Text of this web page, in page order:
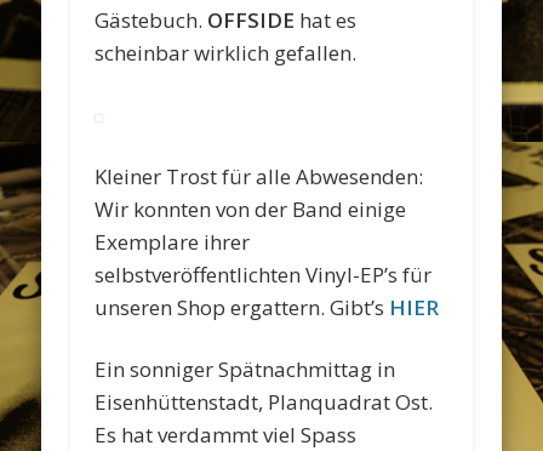
Gästebuch. OFFSIDE hat es
scheinbar wirklich gefallen.
Kleiner Trost für alle Abwesenden:
Wir konnten von der Band einige
Exemplare ihrer
selbstveröffentlichten Vinyl-EP’s für
unseren Shop ergattern. Gibt’s HIER
Ein sonniger Spätnachmittag in
Eisenhüttenstadt, Planquadrat Ost.
Es hat verdammt viel Spass